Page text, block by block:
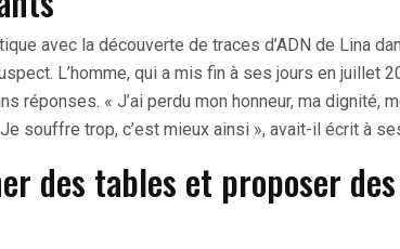
avec la découverte de traces d’ADN de Lina
L’homme, qui a mis fin à ses jours en juillet
réponses. « J’ai perdu mon honneur, ma dignité,
souffre trop, c’est mieux ainsi », avait-il écrit à
des tables et proposer